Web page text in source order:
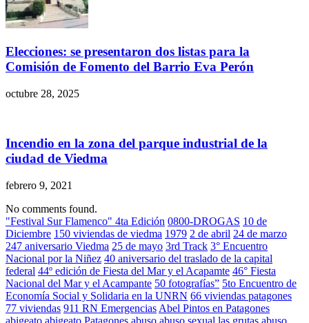
Elecciones: se presentaron dos listas para la
Comisión de Fomento del Barrio Eva Perón
octubre 28, 2025
Incendio en la zona del parque industrial de la
ciudad de Viedma
febrero 9, 2021
No comments found.
"Festival Sur Flamenco" 4ta Edición 0800-DROGAS 10 de
Diciembre 150 viviendas de viedma 1979 2 de abril 24 de marzo
247 aniversario Viedma 25 de mayo 3rd Track 3° Encuentro
Nacional por la Niñez 40 aniversario del traslado de la capital
federal 44º edición de Fiesta del Mar y el Acapamte 46° Fiesta
Nacional del Mar y el Acampante 50 fotografías” 5to Encuentro de
Economía Social y Solidaria en la UNRN 66 viviendas patagones
77 viviendas 911 RN Emergencias Abel Pintos en Patagones
abigeato abigeato Patagones abuso abuso sexual las grutas abuso